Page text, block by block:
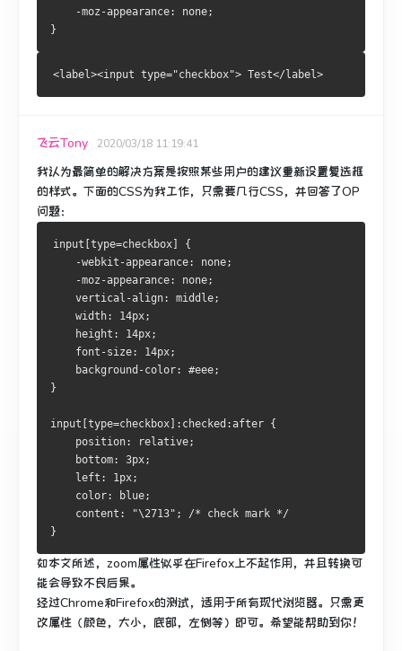
    -moz-appearance: none;
}
<label><input type="checkbox"> Test</label>
飞云Tony 2020/03/18 11:19:41
我认为最简单的解决方案是按照某些用户的建议重新设置复选框
的样式。 下面的CSS为我工作，只需要几行CSS，并回答了OP
问题：
input[type=checkbox] {
    -webkit-appearance: none;
    -moz-appearance: none;
    vertical-align: middle;
    width: 14px;
    height: 14px;
    font-size: 14px;
    background-color: #eee;
}
input[type=checkbox]:checked:after {
    position: relative;
    bottom: 3px;
    left: 1px;
    color: blue;
    content: "\2713"; /* check mark */
}
如本文所述，zoom属性似乎在Firefox上不起作用，并且转换可
能会导致不良后果。
经过Chrome和Firefox的测试，适用于所有现代浏览器。 只需更
改属性（颜色，大小，底部，左侧等）即可。 希望能帮助到你！